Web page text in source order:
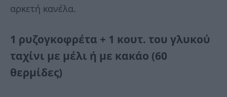
αρκετή κανέλα.
1 ρυζογκοφρέτα + 1 κουτ. του γλυκού
ταχίνι με μέλι ή με κακάο (60
θερμίδες)